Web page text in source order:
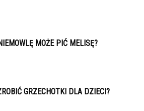
MOŻE PIĆ MELISĘ?
GRZECHOTKI DLA DZIECI?